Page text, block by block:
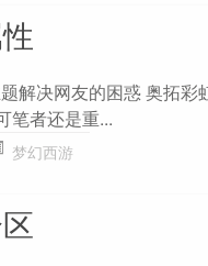
解决网友的困惑 奥拓
笔者还是重...
梦幻西游